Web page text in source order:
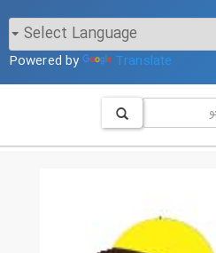
Powered by Translate